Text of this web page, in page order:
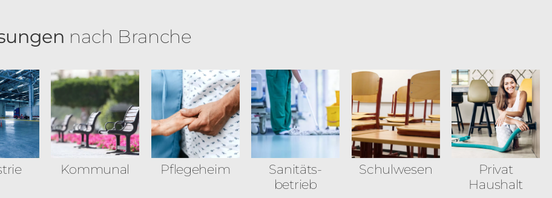
nach Branche
Kommunal Pflegeheim
Sanitäts­
betrieb
Schulwesen
Privat
Haushalt